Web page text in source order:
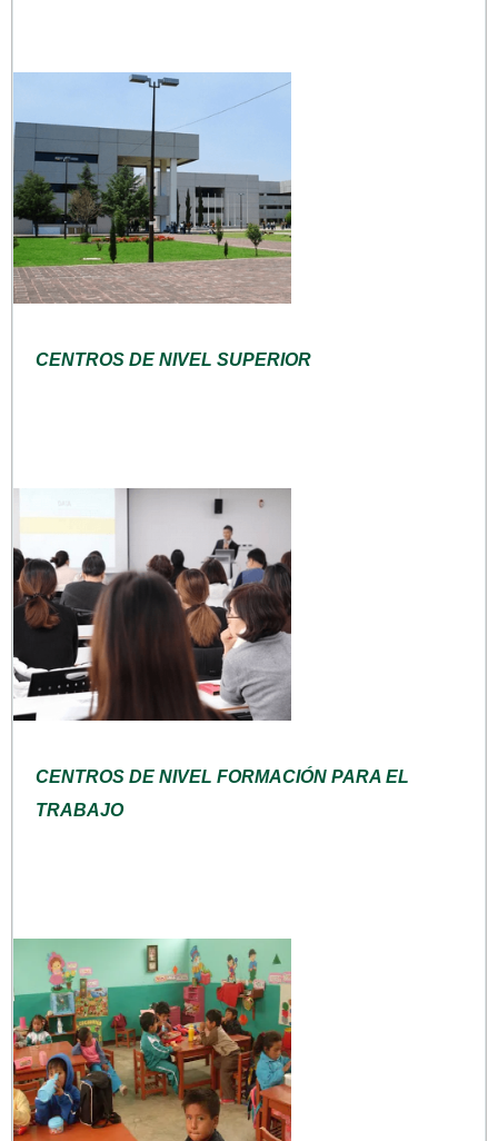
CENTROS DE NIVEL SUPERIOR
CENTROS DE NIVEL FORMACIÓN PARA EL
TRABAJO